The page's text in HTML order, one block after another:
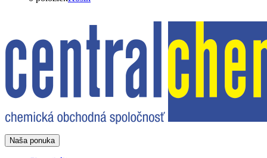
Naša ponuka